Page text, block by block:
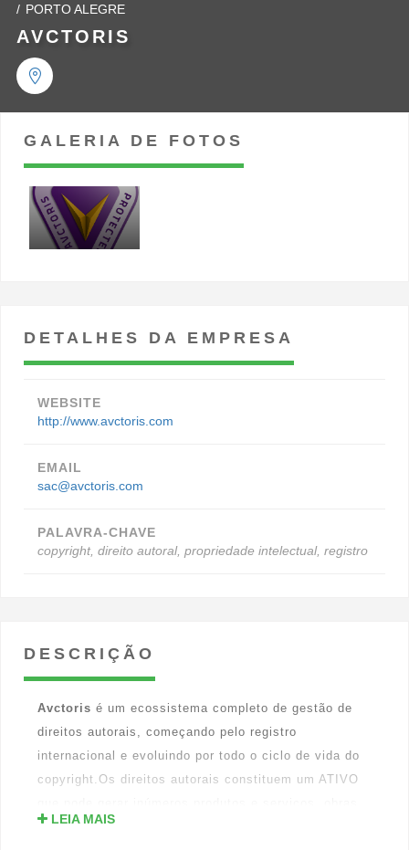
/ PORTO ALEGRE
AVCTORIS
GALERIA DE FOTOS
DETALHES DA EMPRESA
WEBSITE
http://www.avctoris.com
EMAIL
sac@avctoris.com
PALAVRA-CHAVE
copyright, direito autoral, propriedade intelectual, registro
DESCRIÇÃO
Avctoris é um ecossistema completo de gestão de
direitos autorais, começando pelo registro
internacional e evoluindo por todo o ciclo de vida do
copyright.Os direitos autorais constituem um ATIVO
derivadas e novos ativos. Sua vida útil pode passar
LEIA MAIS